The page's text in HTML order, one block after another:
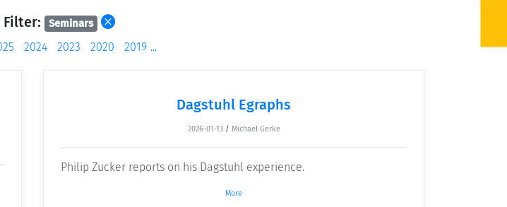
Seminars
2024 2023 2020 2019 ...
Dagstuhl Egraphs
2026-01-13 / Michael Gerke
Philip Zucker reports on his Dagstuhl experience.
More